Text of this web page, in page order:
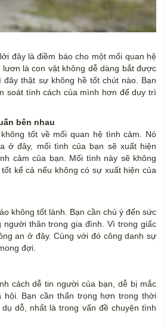
đây là điềm báo cho một mối quan hệ
là con vật không dễ dàng bắt được
thật sự không hề tốt chút nào. Bạn
soát tính cách của mình hơn để duy trì
bên nhau
tốt về mối quan hệ tình cảm. Nó
ở đây, mối tình của bạn sẽ xuất hiện
cảm của bạn. Mối tình này sẽ không
kể cả nếu không có sự xuất hiện của
không tốt lành. Bạn cần chú ý đến sức
người thân trong gia đình. Vì trong giấc
an ở đây. Cùng với đó công danh sự
đợi.
cách dễ tin người của bạn, dễ bị mắc
hội. Bạn cần thẩn trọng hơn trong thời
dỗ, nhất là trong vấn đề chuyện tình